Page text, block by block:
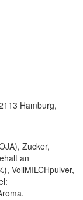
Hamburg,
Zucker,
an
VollMILCHpulver,